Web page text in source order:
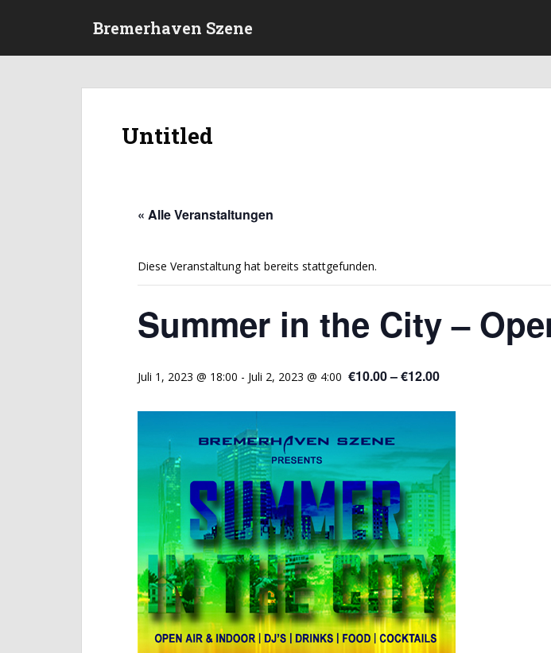
Bremerhaven Szene
Untitled
« Alle Veranstaltungen
Diese Veranstaltung hat bereits stattgefunden.
Summer in the City –
Juli 1, 2023 @ 18:00 - Juli 2, 2023 @ 4:00 €10.00 – €12.00